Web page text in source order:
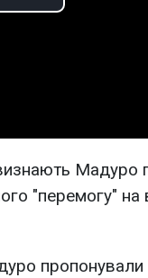
Play
Мадуро
"перемогу" на